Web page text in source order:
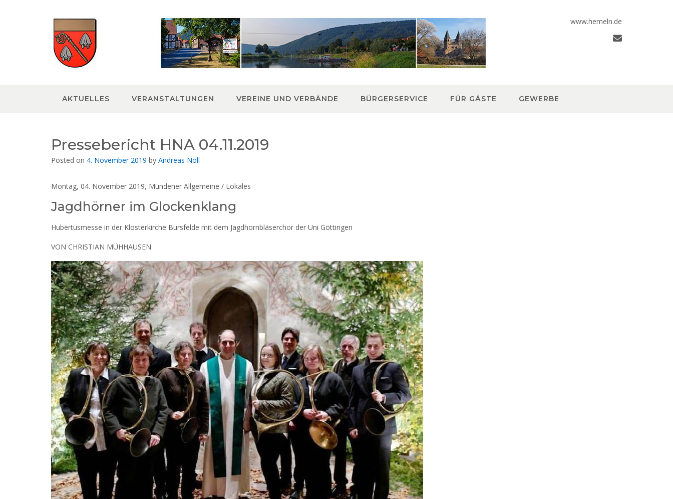
www.hemeln.de
AKTUELLES VERANSTALTUNGEN VEREINE UND VERBÄNDE BÜRGERSERVICE FÜR GÄSTE GEWERBE
Pressebericht HNA 04.11.2019
Posted on 4. November 2019 by Andreas Noll
Montag, 04. November 2019, Mündener Allgemeine / Lokales
Jagdhörner im Glockenklang
Hubertusmesse in der Klosterkirche Bursfelde mit dem Jagdhornbläserchor der Uni Göttingen
VON CHRISTIAN MÜHHAUSEN